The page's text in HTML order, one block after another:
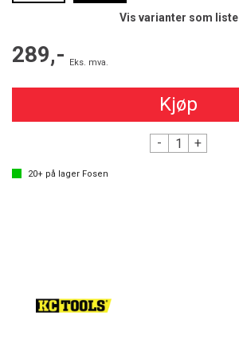
Vis varianter som liste
289,- Eks. mva.
Kjøp
- +
20+ på lager Fosen